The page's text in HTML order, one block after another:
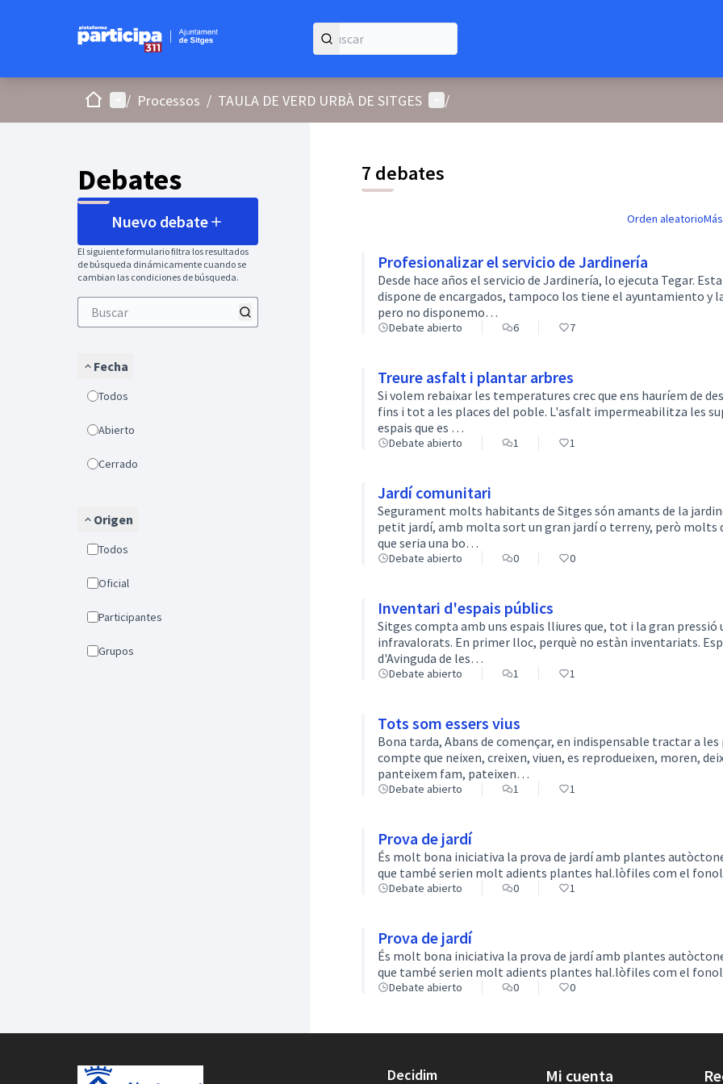
InicioMenú principal
/ Processos / TAULA DE VERD URBÀ DE SITGES Menú de usuario
/
Debates
Nuevo debate
El siguiente formulario filtra los resultados
de búsqueda dinámicamente cuando se
cambian las condiciones de búsqueda.
Fecha
Todos
Abierto
Cerrado
Origen
Todos
Oficial
Participantes
Grupos
7 debates
Orden aleatorio
Profesionalizar el servicio de Jardinería
Desde hace años el servicio de Jardinería, lo ejecuta Tegar.
dispone de encargados, tampoco los tiene el ayuntamiento y
pero no disponemo…
Debate abierto 6 7
Treure asfalt i plantar arbres
Si volem rebaixar les temperatures crec que ens hauríem de
fins i tot a les places del poble. L'asfalt impermeabilitza les
espais que es …
Debate abierto 1 1
Jardí comunitari
Segurament molts habitants de Sitges són amants de la
petit jardí, amb molta sort un gran jardí o terreny, però
que seria una bo…
Debate abierto 0 0
Inventari d'espais públics
Sitges compta amb uns espais lliures que, tot i la gran
infravalorats. En primer lloc, perquè no estàn inventariats.
d'Avinguda de les…
Debate abierto 1 1
Tots som essers vius
Bona tarda, Abans de començar, en indispensable tractar a
compte que neixen, creixen, viuen, es reprodueixen, moren,
panteixem fam, pateixen…
Debate abierto 1 1
Prova de jardí
És molt bona iniciativa la prova de jardí amb plantes
que també serien molt adients plantes hal.lòfiles com el
Debate abierto 0 1
Prova de jardí
És molt bona iniciativa la prova de jardí amb plantes
que també serien molt adients plantes hal.lòfiles com el
Debate abierto 0 0
Decidim Mi cuenta